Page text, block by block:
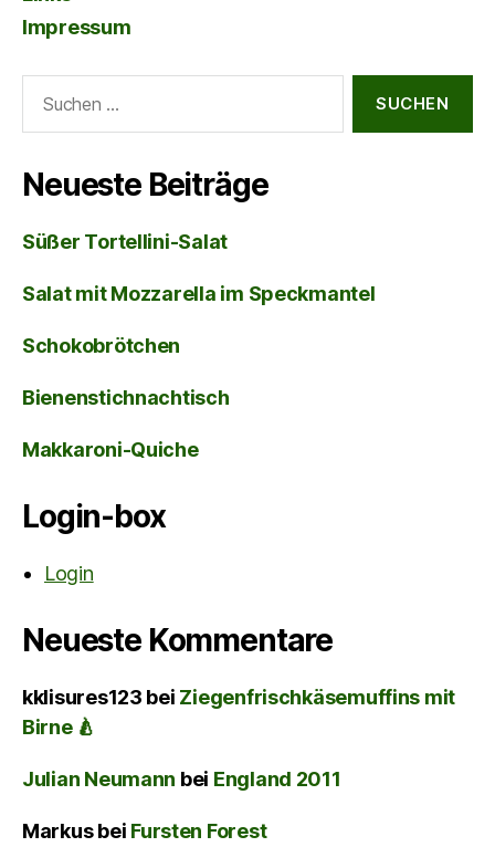
Impressum
nach:
Neueste Beiträge
Süßer Tortellini-Salat
Salat mit Mozzarella im Speckmantel
Schokobrötchen
Bienenstichnachtisch
Makkaroni-Quiche
Login-box
Login
Neueste Kommentare
kklisures123 bei Ziegenfrischkäsemuffins mit
Birne 🍐
Julian Neumann bei England 2011
Markusbei Fursten Forest